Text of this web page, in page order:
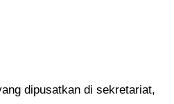
dipusatkan di sekretariat,